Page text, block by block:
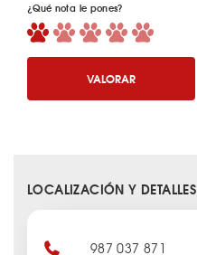
¿Qué nota le pones?
VALORAR
LOCALIZACIÓN Y DETALLES
987 037 871